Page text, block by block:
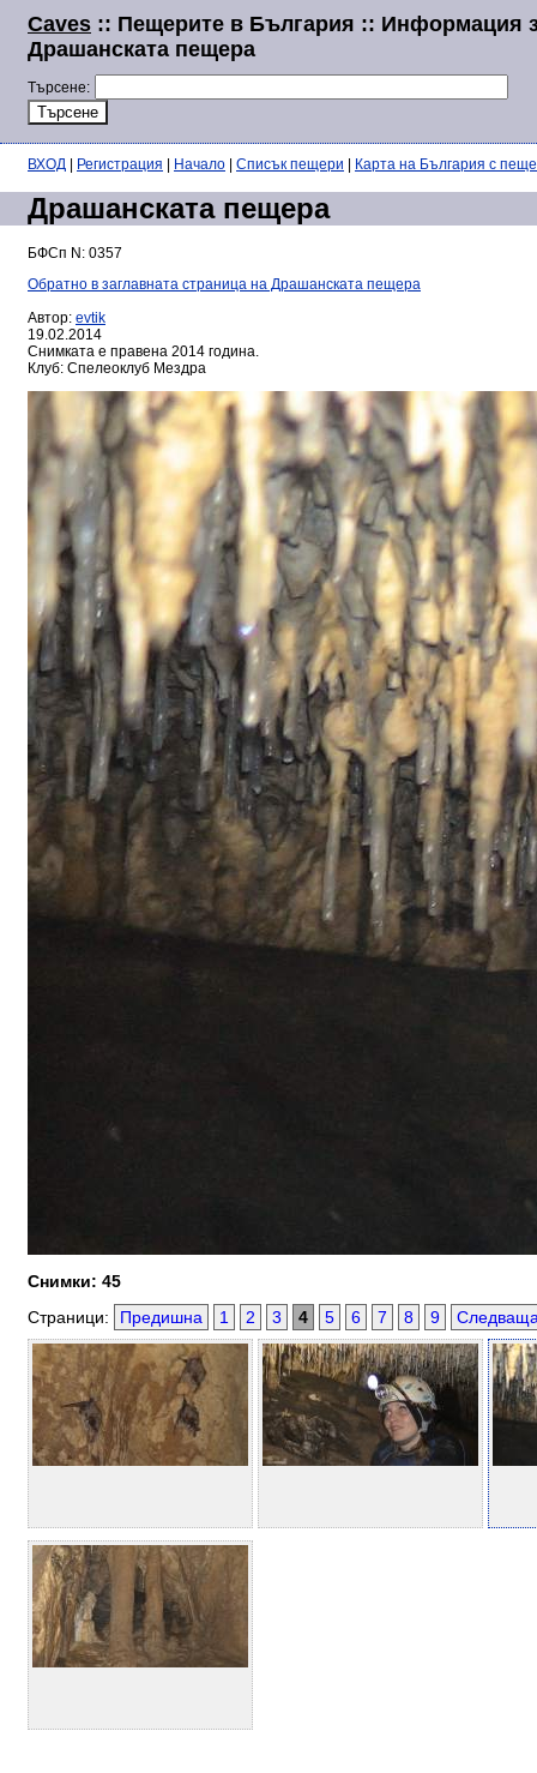
Caves :: Пещерите в България :: Информация
Драшанската пещера
Търсене:
ВХОД Регистрация Начало Списък пещери Карта на България с
Драшанската пещера
БФСп N: 0357
Обратно в заглавната страница на Драшанската пещера
Автор: evtik
19.02.2014
Снимката е правена 2014 година.
Клуб: Спелеоклуб Мездра
Снимки: 45
Страници:
Предишна 1 2 3 4 5 6 7 8 9